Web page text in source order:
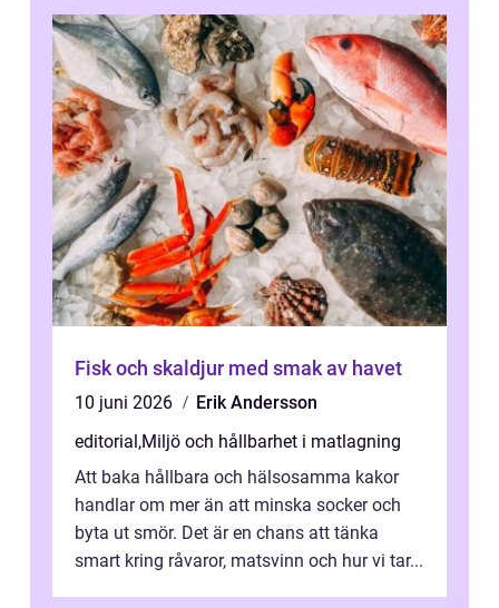
Fisk och skaldjur med smak av havet
10 juni 2026
Erik Andersson
editorial,Miljö och hållbarhet i matlagning
Att baka hållbara och hälsosamma kakor
handlar om mer än att minska socker och
byta ut smör. Det är en chans att tänka
smart kring råvaror, matsvinn och hur vi tar...